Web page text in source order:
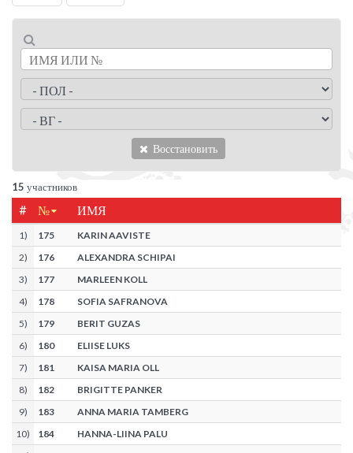
Восстановить
15 участников
# № ИМЯ
1) 175
KARIN AAVISTE
2) 176
ALEXANDRA SCHIPAI
3) 177
MARLEEN KOLL
4) 178
SOFIA SAFRANOVA
5) 179
BERIT GUZAS
6) 180
ELIISE LUKS
7) 181
KAISA MARIA OLL
8) 182
BRIGITTE PANKER
9) 183
ANNA MARIA TAMBERG
10) 184
HANNA-LIINA PALU